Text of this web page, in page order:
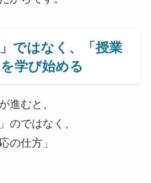
ではなく、「授業
学び始める
進むと、
のではなく、
の仕方」